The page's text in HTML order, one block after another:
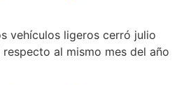
vehículos ligeros cerró julio
al mismo mes del año